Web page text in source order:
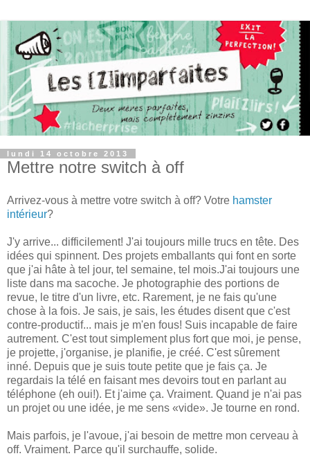
lundi 14 octobre 2013
Mettre notre switch à off
Arrivez-vous à mettre votre switch à off? Votre hamster
intérieur?
J'y arrive... difficilement! J'ai toujours mille trucs en tête. Des
idées qui spinnent. Des projets emballants qui font en sorte
que j'ai hâte à tel jour, tel semaine, tel mois.J'ai toujours une
liste dans ma sacoche. Je photographie des portions de
revue, le titre d'un livre, etc. Rarement, je ne fais qu'une
chose à la fois. Je sais, je sais, les études disent que c'est
contre-productif... mais je m'en fous! Suis incapable de faire
autrement. C'est tout simplement plus fort que moi, je pense,
je projette, j'organise, je planifie, je créé. C'est sûrement
inné. Depuis que je suis toute petite que je fais ça. Je
regardais la télé en faisant mes devoirs tout en parlant au
téléphone (eh oui!). Et j'aime ça. Vraiment. Quand je n'ai pas
un projet ou une idée, je me sens «vide». Je tourne en rond.
Mais parfois, je l'avoue, j'ai besoin de mettre mon cerveau à
off. Vraiment. Parce qu'il surchauffe, solide.